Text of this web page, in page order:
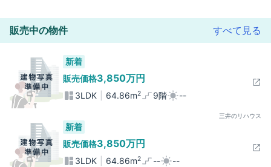
販売中の物件 すべて見る
新着
販売価格3,850万円
3LDK 64.86m2 9階 --
三井のリハウス
新着
販売価格3,850万円
3LDK 64.86m2 -- --